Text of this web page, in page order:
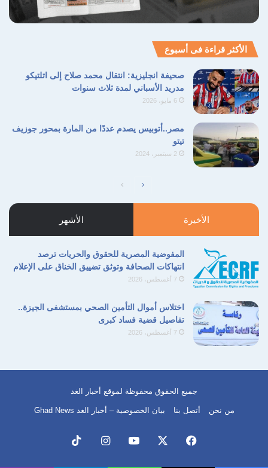
الأكثر قراءة فى أسبوع
صحيفة انجليزية: انتقال محمد صلاح إلى اتلتيكو
مدريد الأسباني لمدة ثلاث سنوات
6 مايو، 2026
مصر..أتوبيس يصدم عددًا من المارة بمحور جوزيف
تيتو
2 سبتمبر، 2024
الصفحة
السابقة
الصفحة
التالية
الأخيرة الأشهر
المفوضية المصرية للحقوق والحريات ترصد
انتهاكات الصحافة وتوثق تضييق الخناق على الإعلام
7 أغسطس، 2026
اختلاس أموال التأمين الصحي بمستشفى الجيزة..
تفاصيل قضية فساد كبرى
7 أغسطس، 2026
جميع الحقوق محفوظة لموقع أخبار الغد
من نحن أتصل بنا بيان الخصوصية – أخبار الغد Ghad News
فيسبوك ‫YouTubeانستقرام